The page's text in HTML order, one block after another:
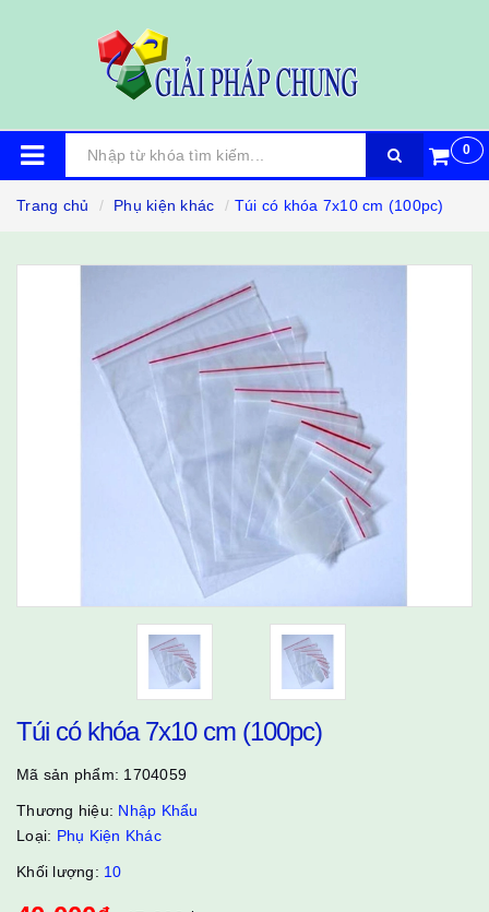
0
Trang chủ Phụ kiện khác Túi có khóa 7x10 cm (100pc)
Túi có khóa 7x10 cm (100pc)
Mã sản phẩm: 1704059
Thương hiệu: Nhập Khẩu
Loại: Phụ Kiện Khác
Khối lượng: 10